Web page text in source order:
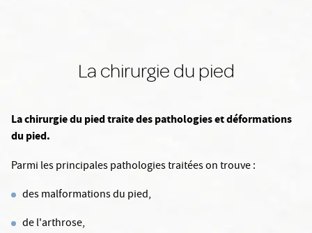
La chirurgie du pied
La chirurgie du pied traite des pathologies et déformations
du pied.
Parmi les principales pathologies traitées on trouve :
des malformations du pied,
de l'arthrose,